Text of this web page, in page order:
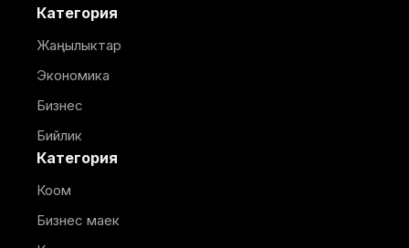
Категория
Жаңылыктар
Экономика
Бизнес
Бийлик
Категория
Коом
Бизнес маек